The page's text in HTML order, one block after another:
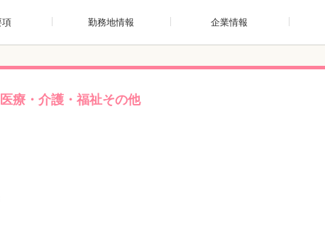
項 勤務地情報 企業情報
療・介護・福祉その他